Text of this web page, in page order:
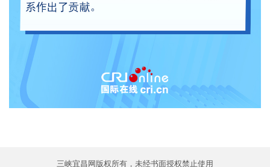
三峡宜昌网版权所有，未经书面授权禁止使用